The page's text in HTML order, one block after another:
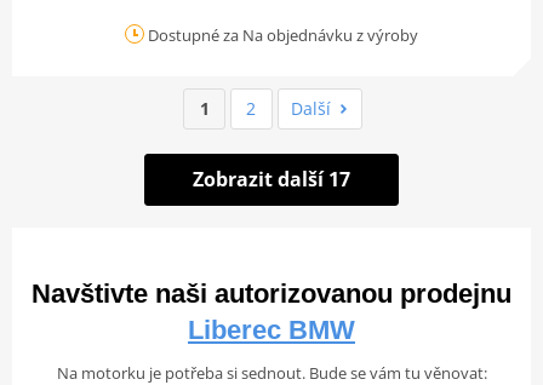
Dostupné za Na objednávku z výroby
1 2 Další
Zobrazit další 17
Navštivte naši autorizovanou prodejnu
Liberec BMW
Na motorku je potřeba si sednout. Bude se vám tu věnovat: